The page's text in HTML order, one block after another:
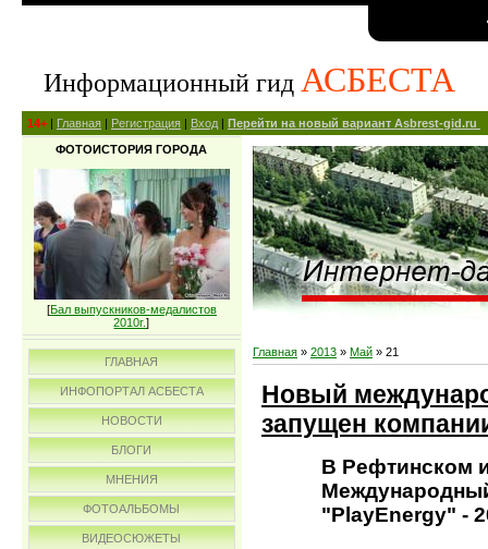
Информационный гид АСБЕСТА
14+ | Главная | Регистрация | Вход | Перейти на новый вариант Asbrest-gid.ru
ФОТОИСТОРИЯ ГОРОДА
[Бал выпускников-медалистов
2010г.]
ГЛАВНАЯ
ИНФОПОРТАЛ АСБЕСТА
НОВОСТИ
БЛОГИ
МНЕНИЯ
ФОТОАЛЬБОМЫ
ВИДЕОСЮЖЕТЫ
Главная » 2013 » Май » 21
Новый
запущен
В Рефтинском
"PlayEnergy" -